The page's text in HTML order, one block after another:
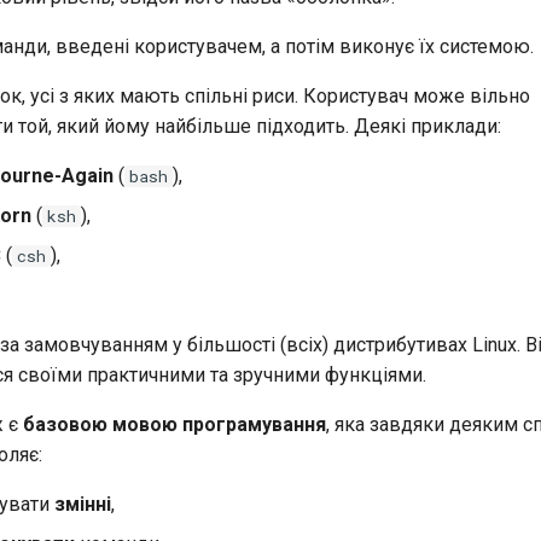
введені користувачем, а потім виконує їх системою.
усі з яких мають спільні риси. Користувач може вільно
той, який йому найбільше підходить. Деякі приклади:
Again ( bash ),
( ksh ),
( csh ),
замовчуванням у більшості (всіх) дистрибутивах Linux.
своїми практичними та зручними функціями.
є базовою мовою програмування, яка завдяки деяким
змінні,